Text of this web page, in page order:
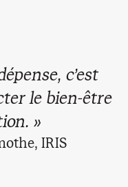
c’est
le bien-être
»
IRIS